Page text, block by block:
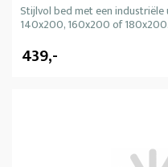
Stijlvol bed met een
140x200, 160x200 of 180x200.
439,-